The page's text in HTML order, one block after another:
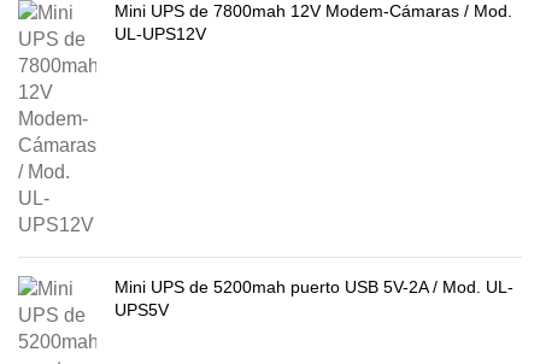
Mini UPS de 7800mah 12V Modem-Cámaras / Mod.
UL-UPS12V
Mini UPS de 5200mah puerto USB 5V-2A / Mod. UL-
UPS5V